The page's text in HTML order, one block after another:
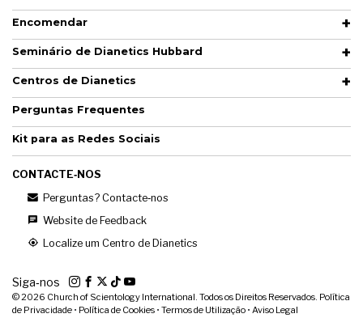
Encomendar
Seminário de Dianetics Hubbard
Centros de Dianetics
Perguntas Frequentes
Kit para as Redes Sociais
CONTACTE‑NOS
Perguntas? Contacte‑nos
Website de Feedback
Localize um Centro de Dianetics
Siga‑nos
© 2026 Church of Scientology International. Todos os Direitos Reservados. Política
de Privacidade • Política de Cookies • Termos de Utilização • Aviso Legal